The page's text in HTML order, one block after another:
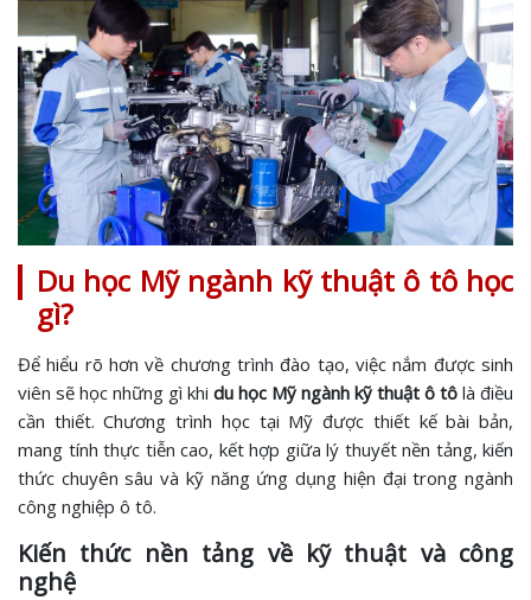
Du học Mỹ ngành kỹ thuật ô tô học
gì?
Để hiểu rõ hơn về chương trình đào tạo, việc nắm được sinh
viên sẽ học những gì khi du học Mỹ ngành kỹ thuật ô tô là điều
cần thiết. Chương trình học tại Mỹ được thiết kế bài bản,
mang tính thực tiễn cao, kết hợp giữa lý thuyết nền tảng, kiến
thức chuyên sâu và kỹ năng ứng dụng hiện đại trong ngành
công nghiệp ô tô.
Kiến thức nền tảng về kỹ thuật và công
nghệ